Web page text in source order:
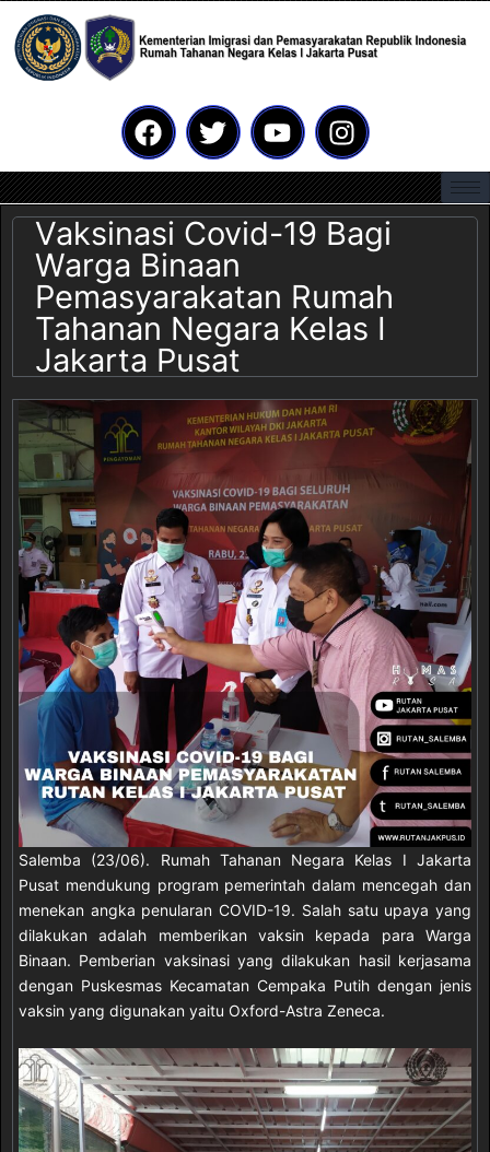
Vaksinasi Covid-19 Bagi
Warga Binaan
Pemasyarakatan Rumah
Tahanan Negara Kelas I
Jakarta Pusat
Salemba (23/06). Rumah Tahanan Negara Kelas I Jakarta
Pusat mendukung program pemerintah dalam mencegah dan
menekan angka penularan COVID-19. Salah satu upaya yang
dilakukan adalah memberikan vaksin kepada para Warga
Binaan. Pemberian vaksinasi yang dilakukan hasil kerjasama
dengan Puskesmas Kecamatan Cempaka Putih dengan jenis
vaksin yang digunakan yaitu Oxford-Astra Zeneca.